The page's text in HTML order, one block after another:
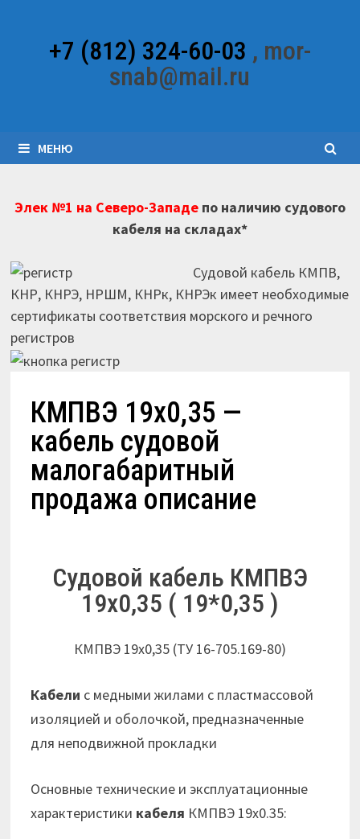
содержимому+7 (812) 324-60-03 , mor-
snab@mail.ru
МЕНЮ
Элек №1 на Северо-Западепо наличию судового
кабеля на складах*
Судовой кабель КМПВ,
КНР, КНРЭ, НРШМ, КНРк, КНРЭк имеет необходимые
сертификаты соответствия морского и речного
регистров
КМПВЭ 19х0,35 —
кабель судовой
малогабаритный
продажа описание
Судовой кабель КМПВЭ
19х0,35 ( 19*0,35 )
КМПВЭ 19х0,35 (ТУ 16-705.169-80)
Кабели с медными жилами с пластмассовой
изоляцией и оболочкой, предназначенные
для неподвижной прокладки
Основные технические и эксплуатационные
характеристики кабеля КМПВЭ 19х0.35: